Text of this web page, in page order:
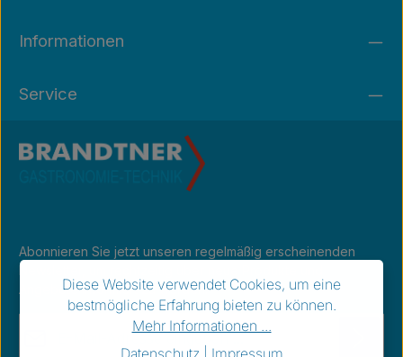
Informationen
Service
Abonnieren Sie jetzt unseren regelmäßig erscheinenden
Newsletter, um rechtzeitig über neue Produkte und
Angebote informiert zu werden.
Diese Website verwendet Cookies, um eine
bestmögliche Erfahrung bieten zu können.
Mehr Informationen ...
Datenschutz
Impressum